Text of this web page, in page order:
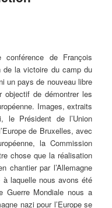
de François
de la victoire du camp du
un pays de nouveau libre
objectif de démontrer les
Images, extraits
le Président de l’Union
de Bruxelles, avec
la Commission
chose que la réalisation
chantier par l’Allemagne
à laquelle nous avons été
Guerre Mondiale nous a
nazi pour l’Europe se